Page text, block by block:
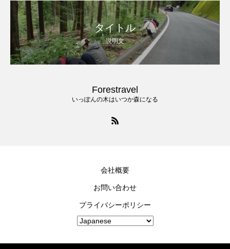
タイトル
説明文
Forestravel
いっぽんの木はいつか森になる
会社概要
お問い合わせ
プライバシーポリシー